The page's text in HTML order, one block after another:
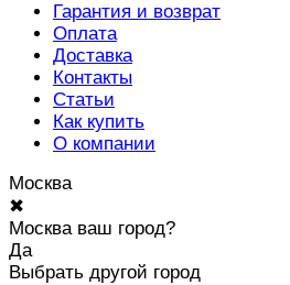
Гарантия и возврат
Оплата
Доставка
Контакты
Статьи
Как купить
О компании
Москва
✖
Москва ваш город?
Да
Выбрать другой город